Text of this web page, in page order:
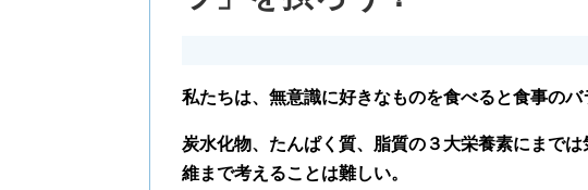
私たちは、無意識に好きなものを食べると食事のバ
炭水化物、たんぱく質、脂質の３大栄養素にまで
維まで考えることは難しい。